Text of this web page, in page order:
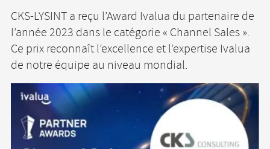
CKS-LYSINT a reçu l’Award Ivalua du partenaire de
l’année 2023 dans le catégorie « Channel Sales ».
Ce prix reconnaît l’excellence et l’expertise Ivalua
de notre équipe au niveau mondial.